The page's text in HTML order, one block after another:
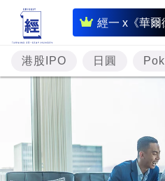
經一 x《華爾
即
時
財
經
投
資
港股IPO 日圓